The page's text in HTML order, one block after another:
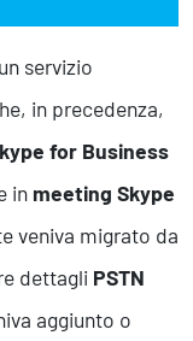
servizio
in precedenza,
for Business
in meeting Skype
veniva migrato da
dettagli PSTN
aggiunto o